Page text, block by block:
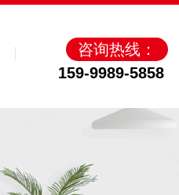
咨询热线：
159-9989-5858